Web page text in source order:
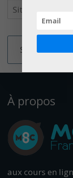
À propos
aux cours en